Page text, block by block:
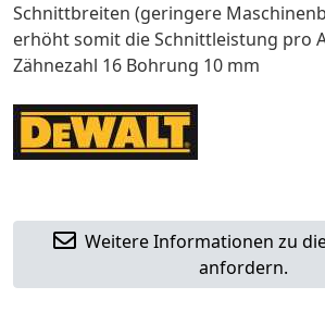
Schnittbreiten (geringere
erhöht somit die Schnittleistung pro
Zähnezahl 16 Bohrung 10 mm
Weitere Informationen zu
anfordern.